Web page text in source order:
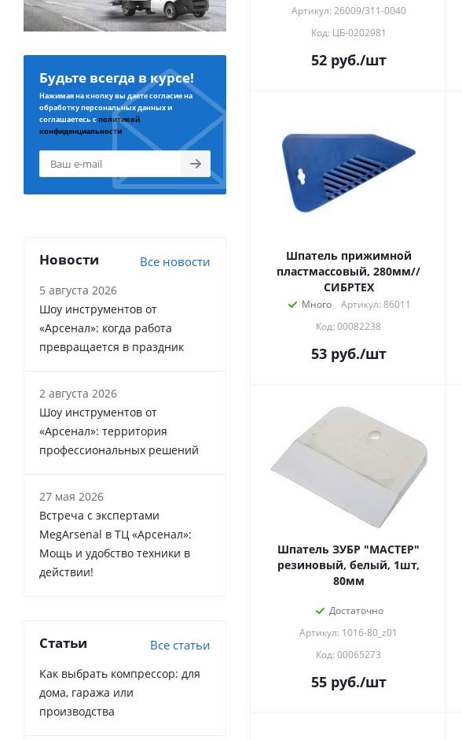
Артикул: 26009/311-0040
Код: ЦБ-0202981
52руб./шт
Шпатель прижимной
пластмассовый, 280мм//
СИБРТЕХ
Много
Артикул: 86011
Код: 00082238
53руб./шт
Шпатель ЗУБР "МАСТЕР"
резиновый, белый, 1шт,
80мм
Достаточно
Артикул: 1016-80_z01
Код: 00065273
55руб./шт
Будьте всегда в курсе!
Нажимая на кнопку вы даете согласие на
обработку персональных данных и
соглашаетесь сполитикой
конфиденциальности
Новости Все новости
5 августа 2026
Шоу инструментов от
«Арсенал»: когда работа
превращается в праздник
2 августа 2026
Шоу инструментов от
«Арсенал»: территория
профессиональных решений
27 мая 2026
Встреча с экспертами
MegArsenal в ТЦ «Арсенал»:
Мощь и удобство техники в
действии!
Статьи Все статьи
Как выбрать компрессор: для
дома, гаража или
производства